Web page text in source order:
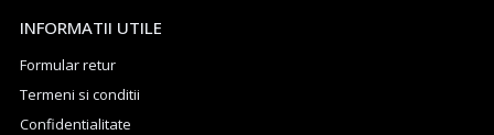
INFORMATII UTILE
Formular retur
Termeni si conditii
Confidentialitate